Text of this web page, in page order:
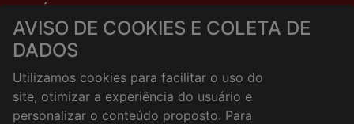
AVISO DE COOKIES E COLETA DE
DADOS
Utilizamos cookies para facilitar o uso do
site, otimizar a experiência do usuário e
personalizar o conteúdo proposto. Para
HORÁRIOS E ENTREGA
Formas de Pagamento
Horários de Entrega
Cidades Atendidas
ACESSO RÁPIDO